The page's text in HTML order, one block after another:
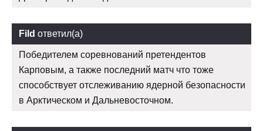
Fild ответил(а)
Победителем соревнований претендентов
Карповым, а также последний матч что тоже
способствует отслеживанию ядерной безопасности
в Арктическом и Дальневосточном.